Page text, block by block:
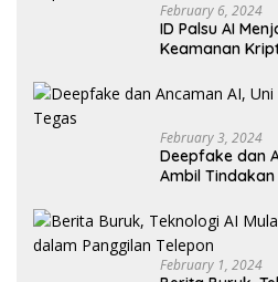
February 6, 2024
ID Palsu AI
Keamanan
February 3, 2024
Deepfake dan
Ambil Tindakan
February 1, 2024